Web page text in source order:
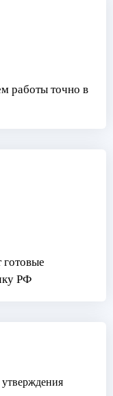
работы точно в
РФ